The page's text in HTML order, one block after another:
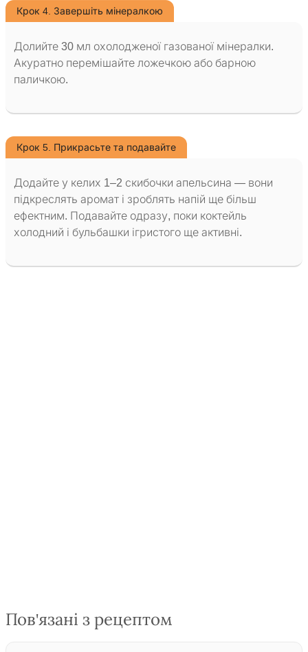
Крок 4. Завершіть мінералкою
Долийте 30 мл охолодженої газованої мінералки.
Акуратно перемішайте ложечкою або барною
паличкою.
Крок 5. Прикрасьте та подавайте
Додайте у келих 1–2 скибочки апельсина — вони
підкреслять аромат і зроблять напій ще більш
ефектним. Подавайте одразу, поки коктейль
холодний і бульбашки ігристого ще активні.
Пов'язані з рецептом